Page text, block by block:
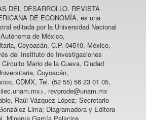
DEL DESARROLLO. REVISTA
DE ECONOMÍA, es una
editada por la Universidad Nacional
Autónoma de México,
Coyoacán, C.P. 04510, México,
del Instituto de Investigaciones
Mario de la Cueva, Ciudad
Coyoacán,
CDMX, Tel. (52 55) 56 23 01 05,
revprode@unam.mx
Raúl Vázquez López; Secretario
Lima; Diagramadora y Editora